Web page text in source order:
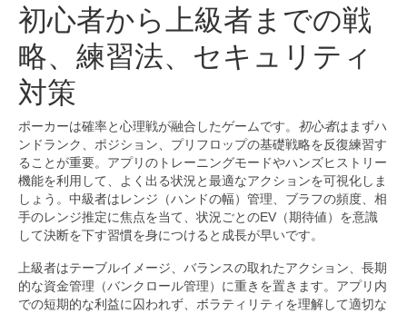
初心者から上級者までの戦
略、練習法、セキュリティ
対策
ポーカーは確率と心理戦が融合したゲームです。 初心者はまずハ
ンドランク、ポジション、プリフロップの基礎戦略を反復練習す
ることが重要。アプリのトレーニングモードやハンズヒストリー
機能を利用して、よく出る状況と最適なアクションを可視化しま
しょう。中級者はレンジ（ハンドの幅）管理、ブラフの頻度、相
手のレンジ推定に焦点を当て、状況ごとのEV（期待値）を意識
して決断を下す習慣を身につけると成長が早いです。
上級者はテーブルイメージ、バランスの取れたアクション、長期
的な資金管理（バンクロール管理）に重きを置きます。アプリ内
での短期的な利益に囚われず、ボラティリティを理解して適切な